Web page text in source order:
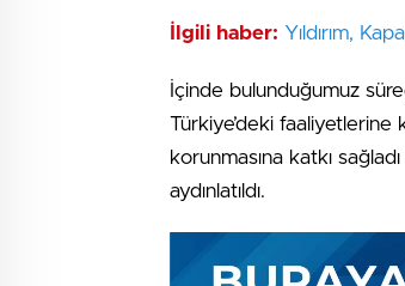
İlgili haber: Yıldırım,
İçinde bulunduğumuz
Türkiye’deki
korunmasına katkı
aydınlatıldı.